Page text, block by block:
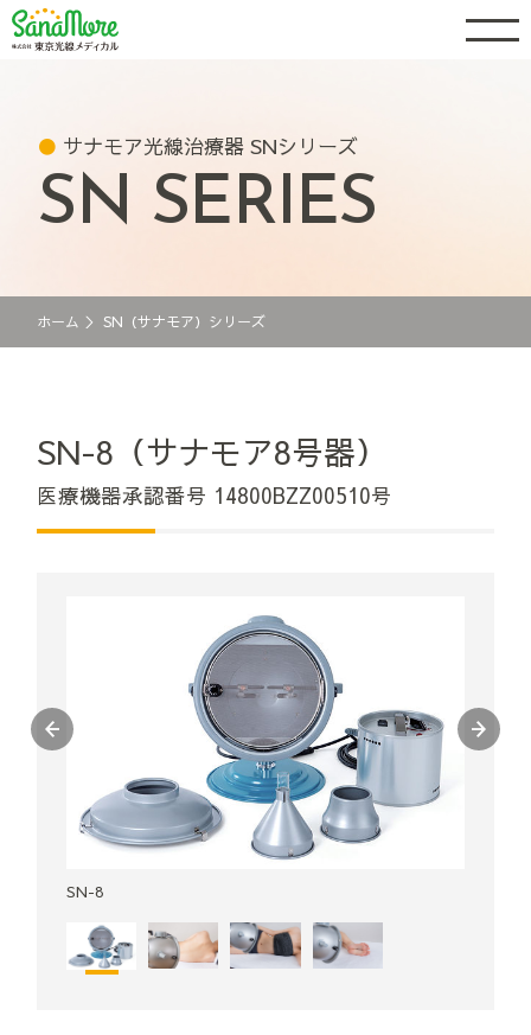
サナモア光線治療器 SNシリーズ
SN SERIES
ホーム ＞SN（サナモア）シリーズ
SN-8（サナモア8号器）
医療機器承認番号 14800BZZ00510号
SN-8